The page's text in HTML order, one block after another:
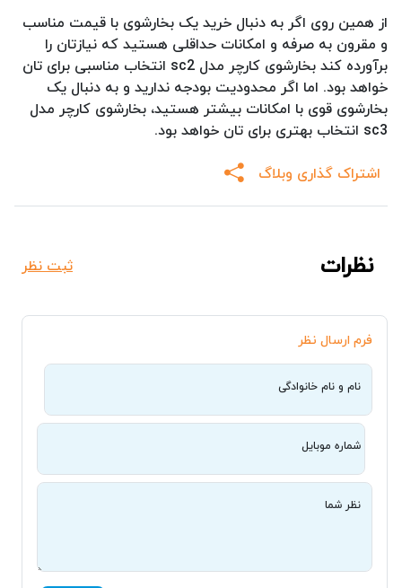
از همین روی اگر به دنبال خرید یک بخارشوی با قیمت مناسب
و مقرون به صرفه و امکانات حداقلی هستید که نیازتان را
برآورده کند بخارشوی کارچر مدل sc2 انتخاب مناسبی برای تان
خواهد بود. اما اگر محدودیت بودجه ندارید و به دنبال یک
بخارشوی قوی با امکانات بیشتر هستید، بخارشوی کارچر مدل
sc3 انتخاب بهتری برای تان خواهد بود.
اشتراک گذاری وبلاگ
نظرات ثبت نظر
فرم ارسال نظر
نام و نام خانوادگی
شماره موبایل
نظر شما